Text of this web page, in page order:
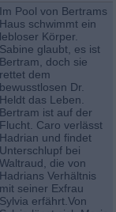
Im Pool von Bertrams
Haus schwimmt ein
lebloser Körper.
Sabine glaubt, es ist
Bertram, doch sie
rettet dem
bewusstlosen Dr.
Heldt das Leben.
Bertram ist auf der
Flucht. Caro verlässt
Hadrian und findet
Unterschlupf bei
Waltraud, die von
Hadrians Verhältnis
mit seiner Exfrau
Sylvia erfährt.Von